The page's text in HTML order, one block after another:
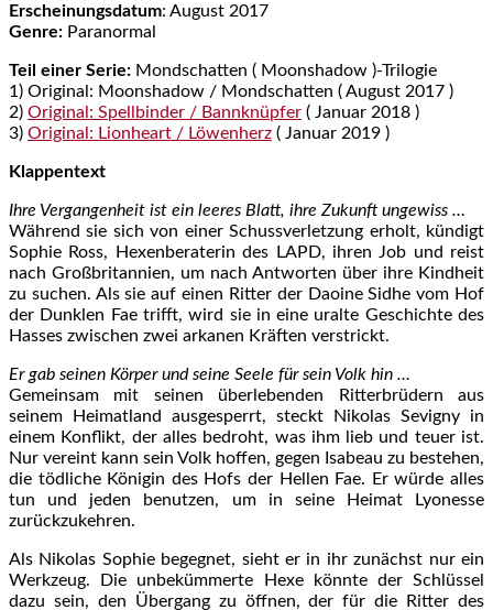
Erscheinungsdatum: August 2017
Genre: Paranormal
Teil einer Serie: Mondschatten ( Moonshadow )-Trilogie
1) Original: Moonshadow / Mondschatten ( August 2017 )
2) Original: Spellbinder / Bannknüpfer ( Januar 2018 )
3) Original: Lionheart / Löwenherz ( Januar 2019 )
Klappentext
Ihre Vergangenheit ist ein leeres Blatt, ihre Zukunft ungewiss …
Während sie sich von einer Schussverletzung erholt, kündigt
Sophie Ross, Hexenberaterin des LAPD, ihren Job und reist
nach Großbritannien, um nach Antworten über ihre Kindheit
zu suchen. Als sie auf einen Ritter der Daoine Sidhe vom Hof
der Dunklen Fae trifft, wird sie in eine uralte Geschichte des
Hasses zwischen zwei arkanen Kräften verstrickt.
Er gab seinen Körper und seine Seele für sein Volk hin …
Gemeinsam mit seinen überlebenden Ritterbrüdern aus
seinem Heimatland ausgesperrt, steckt Nikolas Sevigny in
einem Konflikt, der alles bedroht, was ihm lieb und teuer ist.
Nur vereint kann sein Volk hoffen, gegen Isabeau zu bestehen,
die tödliche Königin des Hofs der Hellen Fae. Er würde alles
tun und jeden benutzen, um in seine Heimat Lyonesse
zurückzukehren.
Als Nikolas Sophie begegnet, sieht er in ihr zunächst nur ein
Werkzeug. Die unbekümmerte Hexe könnte der Schlüssel
dazu sein, den Übergang zu öffnen, der für die Ritter des